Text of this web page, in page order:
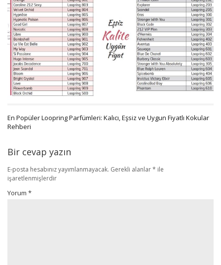
En Popüler Loopring Parfümleri: Kalıcı, Eşsiz ve Uygun Fiyatlı Kokular
Rehberi
Bir cevap yazın
E-posta hesabınız yayımlanmayacak. Gerekli alanlar* ile
işaretlenmişlerdir
Yorum *